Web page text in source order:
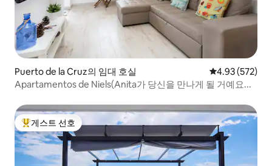
Puerto de la Cruz의 임대 호실 평점 4.93점(5
4.93 (572)
Apartamentos de Niels(Anita가 당신을 만나게 될 거예요...
상위 게스트 선호
게스트 선호